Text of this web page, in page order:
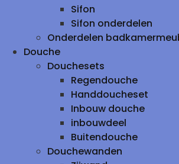
Sifon
Sifon onderdelen
Onderdelen
Douche
Douchesets
Regendouche
Handdoucheset
Inbouw douche
inbouwdeel
Buitendouche
Douchewanden